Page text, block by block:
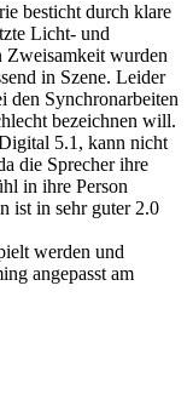
besticht durch klare
Licht- und
Zweisamkeit wurden
in Szene. Leider
den Synchronarbeiten
bezeichnen will.
5.1, kann nicht
die Sprecher ihre
in ihre Person
ist in sehr guter 2.0
werden und
angepasst am